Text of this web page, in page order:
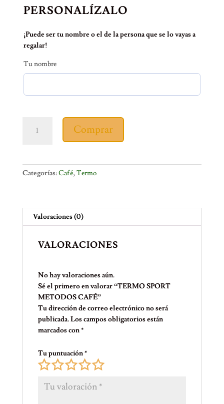
PERSONALÍZALO
¡Puede ser tu nombre o el de la persona que se lo vayas a
regalar!
Tu nombre
SPORT
cantidad
Comprar
Categorías:Café,Termo
Valoraciones (0)
VALORACIONES
No hay valoraciones aún.
Sé el primero en valorar “TERMO SPORT
METODOS CAFÉ”
Tu dirección de correo electrónico no será
publicada.Los campos obligatorios están
marcados con*
Tu puntuación*